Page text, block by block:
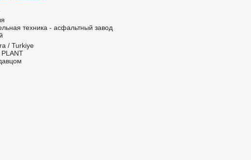
техника - асфальтный завод
/ Turkiye
PLANT